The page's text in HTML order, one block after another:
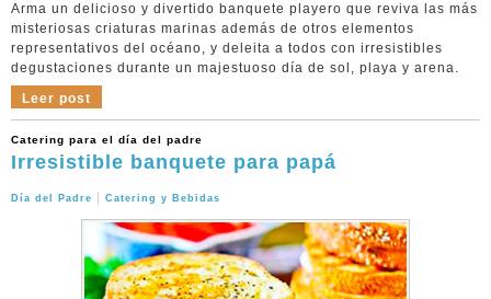
Arma un delicioso y divertido banquete playero que reviva las más
misteriosas criaturas marinas además de otros elementos
representativos del océano, y deleita a todos con irresistibles
degustaciones durante un majestuoso día de sol, playa y arena.
Leer post
Catering para el día del padre
Irresistible banquete para papá
Día del Padre Catering y Bebidas